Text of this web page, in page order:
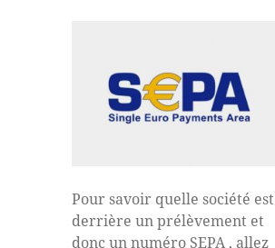
Pour savoir quelle société est
derrière un prélèvement et
donc un numéro SEPA , allez